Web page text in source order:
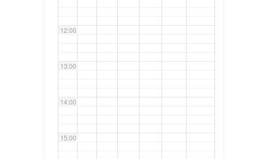
12:00
13:00
14:00
15:00